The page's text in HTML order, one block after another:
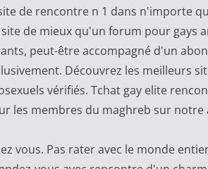
de rencontre n 1 dans n'importe
de mieux qu'un forum pour gays
peut-être accompagné d'un
Découvrez les meilleurs
vérifiés. Tchat gay elite
les membres du maghreb sur notre
vous. Pas rater avec le monde